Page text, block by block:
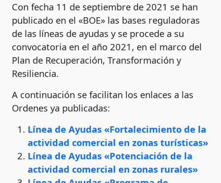
Con fecha 11 de septiembre de 2021 se han
publicado en el «BOE» las bases reguladoras
de las líneas de ayudas y se procede a su
convocatoria en el año 2021, en el marco del
Plan de Recuperación, Transformación y
Resiliencia.
A continuación se facilitan los enlaces a las
Ordenes ya publicadas:
Línea de Ayudas «Fortalecimiento de la
actividad comercial en zonas turísticas»
Línea de Ayudas «Potenciación de la
actividad comercial en zonas rurales»